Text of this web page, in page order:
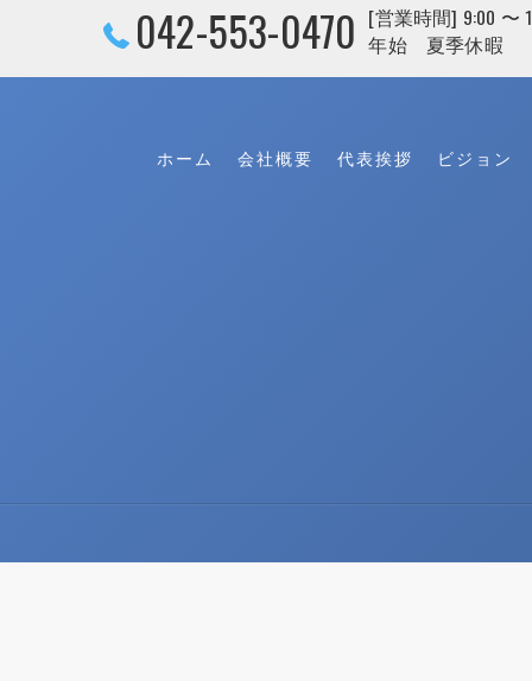
042-553-0470 [営業時間] 9:00
年始 夏季休暇
ホーム 会社概要 代表挨拶 ビジョン